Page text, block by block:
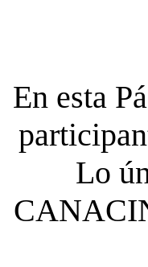
En esta
Lo